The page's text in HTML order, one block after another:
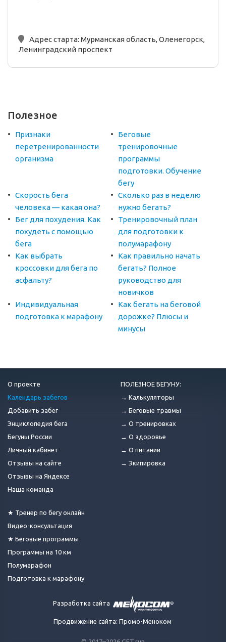
Адрес старта: Мурманская область, Оленегорск,
Ленинградский проспект
Полезное
Признаки
перетренированности
организма
Беговые
тренировочные
программы
подготовки. Обучение
бегу
Скорость бега
человека — какая она?
Сколько раз в неделю
нужно бегать?
Бег для похудения. Как
похудеть с помощью
бега
Тренировочный план
для подготовки к
полумарафону
Как выбрать
кроссовки для бега по
асфальту?
Как правильно начать
бегать? Полное
руководство для
новичков
Индивидуальная
подготовка к марафону
Как бегать на беговой
дорожке? Плюсы и
минусы
О проекте
Календарь забегов
Добавить забег
Энциклопедия бега
Бегуны России
Личный кабинет
Отзывы на сайте
Отзывы на Яндексе
Наша команда
★ Тренер по бегу онлайн
Видео-консультация
★ Беговые программы
Программы на 10 км
Полумарафон
Подготовка к марафону
ПОЛЕЗНОЕ БЕГУНУ:
→ Калькуляторы
→ Беговые травмы
→ О тренировках
→ О здоровье
→ О питании
→ Экипировка
Разработка сайта
Продвижение сайта: Промо-Меноком